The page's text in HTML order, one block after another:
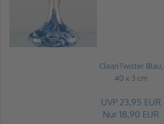
CleanTwister Blau,
40 x 3 cm
UVP 23,95 EUR
Nur 18,90 EUR